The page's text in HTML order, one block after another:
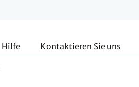
Hilfe Kontaktieren Sie uns